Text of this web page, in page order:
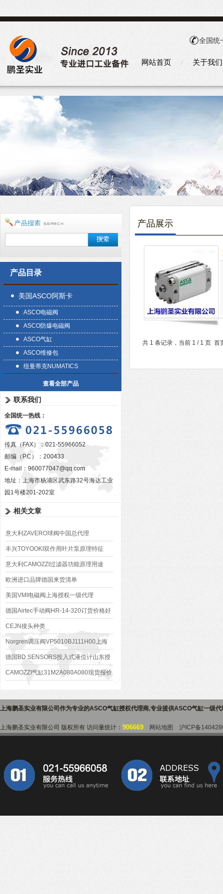
全国统
网站首页 关于我们
产品目录
美国ASCO阿斯卡
ASCO电磁阀
ASCO防爆电磁阀
ASCO气缸
ASCO维修包
纽曼蒂克NUMATICS
查看全部产品
联系我们
全国统一热线：
传真（FAX）：021-55966052
邮编（P.C）：200433
E-mail： 960077047@qq.com
地址：上海市杨浦区武东路32号海达工业
园1号楼201-202室
相关文章
意大利ZAVERO球阀中国总代理
丰兴TOYOOKI双作用叶片泵原理特征
意大利CAMOZZI过滤器功能原理用途
欧洲进口品牌德国来货清单
美国VMI电磁阀上海授权一级代理
德国Airtec手动阀HR-14-320订货价格好
CEJN接头种类
Norgren调压阀VP5010BJ111H00上海
有现货
德国BD SENSORS投入式液位计山东授
权代理商
CAMOZZI气缸31M2A080A080现货报价
产品展示
共 1 条记录，当前 1 / 1 页
上海鹏圣实业有限公司作为专业的ASCO气缸授权代理商,专业提供ASCO气缸一级代
上海鹏圣实业有限公司 版权所有 访问量统计： 906669 网站地图 沪ICP备